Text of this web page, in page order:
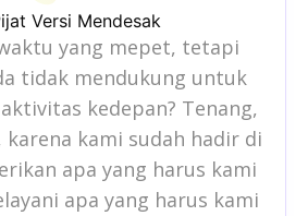
Versi Mendesak
yang mepet, tetapi
tidak mendukung untuk
kedepan? Tenang,
karena kami sudah hadir di
apa yang harus kami
apa yang harus kami